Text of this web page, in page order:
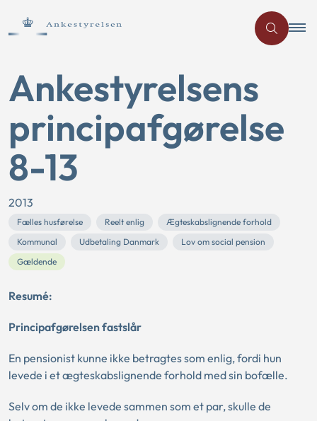
Ankestyrelsens
principafgørelse
8-13
2013
Fælles husførelse Reelt enlig
Ægteskabslignende forhold
Kommunal
Udbetaling Danmark
Lov om social pension
Gældende
Resumé:
Principafgørelsen fastslår
En pensionist kunne ikke betragtes som enlig, fordi hun
levede i et ægteskabslignende forhold med sin bofælle.
Selv om de ikke levede sammen som et par, skulle de